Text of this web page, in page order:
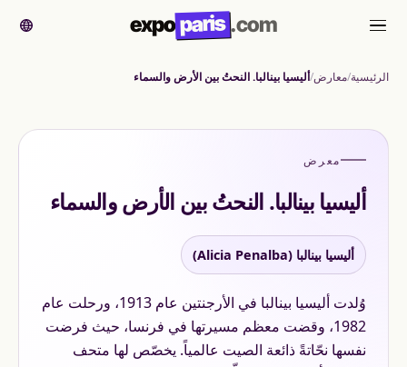
القائمة expoparis.com
الرئيسية معارض أليسيا بينالبا. النحتُ بين الأرض والسماء
معرض
أليسيا بينالبا. النحتُ بين الأرض والسماء
أليسيا بينالبا (Alicia Penalba)
وُلدت أليسيا بينالبا في الأرجنتين عام 1913، ورحلت عام
1982، وقضت معظم مسيرتها في فرنسا، حيث فرضت
نفسها نحّاتةً ذائعة الصيت عالمياً. يخصّص لها متحف